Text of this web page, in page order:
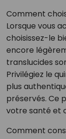
Comment
Lorsque vous
choisissez-le
encore
translucides
Privilégiez le
plus
préservés. Ce
votre santé et
Comment